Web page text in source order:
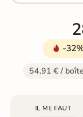
-
54,91 € / boîte
IL ME FAUT